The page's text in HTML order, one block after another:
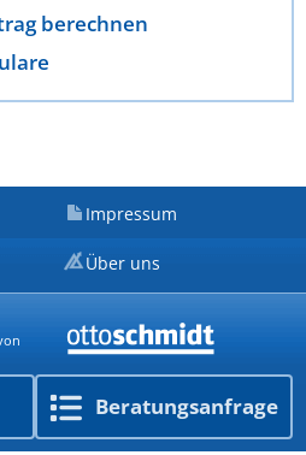
Beratungs­anfrage
berechnen
Impressum
Über uns